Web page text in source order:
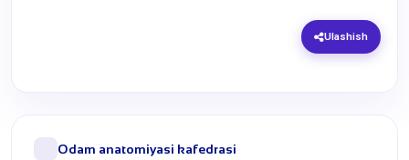
Ulashish
Odam anatomiyasi kafedrasi